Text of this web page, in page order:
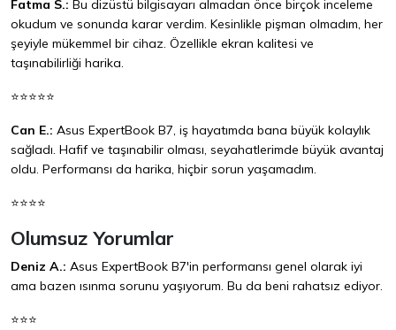
Fatma S.: Bu dizüstü bilgisayarı almadan önce birçok inceleme
okudum ve sonunda karar verdim. Kesinlikle pişman olmadım, her
şeyiyle mükemmel bir cihaz. Özellikle ekran kalitesi ve
taşınabilirliği harika.
⭐⭐⭐⭐⭐
Can E.: Asus ExpertBook B7, iş hayatımda bana büyük kolaylık
sağladı. Hafif ve taşınabilir olması, seyahatlerimde büyük avantaj
oldu. Performansı da harika, hiçbir sorun yaşamadım.
⭐⭐⭐⭐
Olumsuz Yorumlar
Deniz A.: Asus ExpertBook B7'in performansı genel olarak iyi
ama bazen ısınma sorunu yaşıyorum. Bu da beni rahatsız ediyor.
⭐⭐⭐